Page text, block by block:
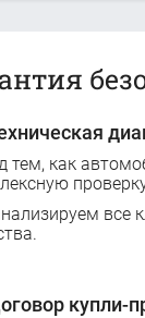
тем, как
все
купли-